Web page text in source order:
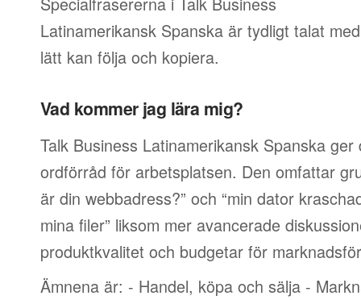
Latinamerikansk Spanska är tydligt talat
lätt kan följa och kopiera.
Vad kommer jag lära mig?
Talk Business Latinamerikansk Spanska
ordförråd för arbetsplatsen. Den omfattar
är din webbadress?” och “min dator
mina filer” liksom mer avancerade
produktkvalitet och budgetar för
Ämnena är: - Handel, köpa och sälja -